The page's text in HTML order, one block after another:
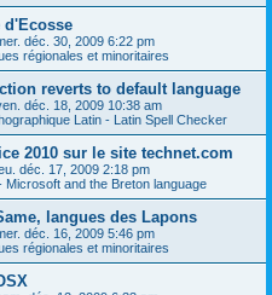
déc. 30, 2009 6:22 pm
régionales et minoritaires
reverts to default language
déc. 18, 2009 10:38 am
Latin - Latin Spell Checker
2010 sur le site technet.com
déc. 17, 2009 2:18 pm
Microsoft and the Breton language
langues des Lapons
déc. 16, 2009 5:46 pm
régionales et minoritaires